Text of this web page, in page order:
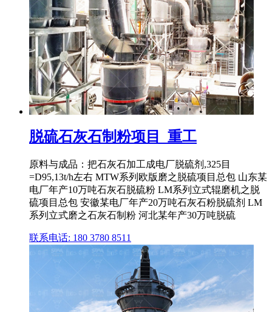
脱硫石灰石制粉项目_重工
原料与成品：把石灰石加工成电厂脱硫剂,325目
=D95,13t/h左右 MTW系列欧版磨之脱硫项目总包 山东某
电厂年产10万吨石灰石脱硫粉 LM系列立式辊磨机之脱
硫项目总包 安徽某电厂年产20万吨石灰石粉脱硫剂 LM
系列立式磨之石灰石制粉 河北某年产30万吨脱硫
联系电话: 180 3780 8511